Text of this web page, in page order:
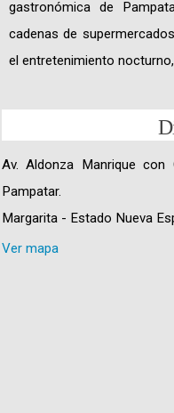
gastronómica de
cadenas de
el entretenimiento
Av. Aldonza Manrique con
Pampatar.
Margarita - Estado Nueva
Ver mapa